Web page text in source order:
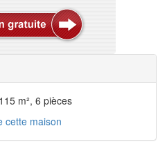
m², 6 pièces
cette maison